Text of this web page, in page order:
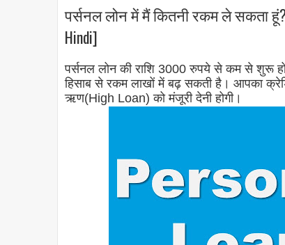
पर्सनल लोन में मैं कितनी रकम ले सकता हूं?
Hindi]
पर्सनल लोन की राशि 3000 रुपये से कम से शुरू
हिसाब से रकम लाखों में बढ़ सकती है। आपका
ऋण(High Loan) को मंजूरी देनी होगी।